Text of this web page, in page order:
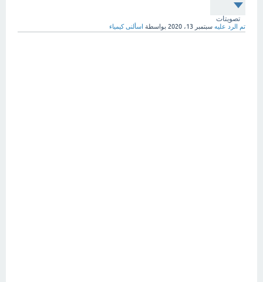
تصويتات
تم الرد عليه سبتمبر 13، 2020 بواسطة اسألنى كيمياء